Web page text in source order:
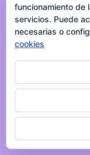
funcionamiento de
servicios. Puede
necesarias o
cookies